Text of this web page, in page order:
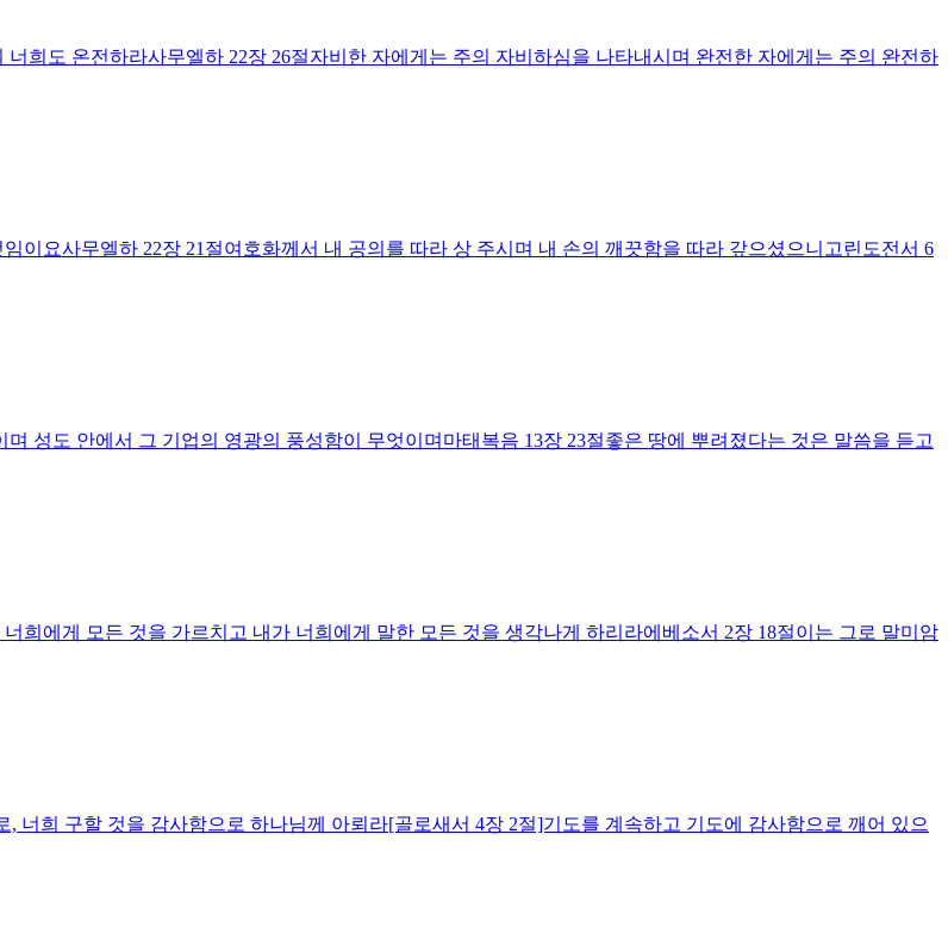
희도 온전하라사무엘하 22장 26절자비한 자에게는 주의 자비하심을 나타내시며 완전한 자에게는 주의 완전하
이요사무엘하 22장 21절여호화께서 내 공의를 따라 상 주시며 내 손의 깨끗함을 따라 갚으셨으니고린도전서 6
성도 안에서 그 기업의 영광의 풍성함이 무엇이며마태복음 13장 23절좋은 땅에 뿌려졌다는 것은 말씀을 듣고
희에게 모든 것을 가르치고 내가 너희에게 말한 모든 것을 생각나게 하리라에베소서 2장 18절이는 그로 말미암
너희 구할 것을 감사함으로 하나님께 아뢰라[골로새서 4장 2절]기도를 계속하고 기도에 감사함으로 깨어 있으